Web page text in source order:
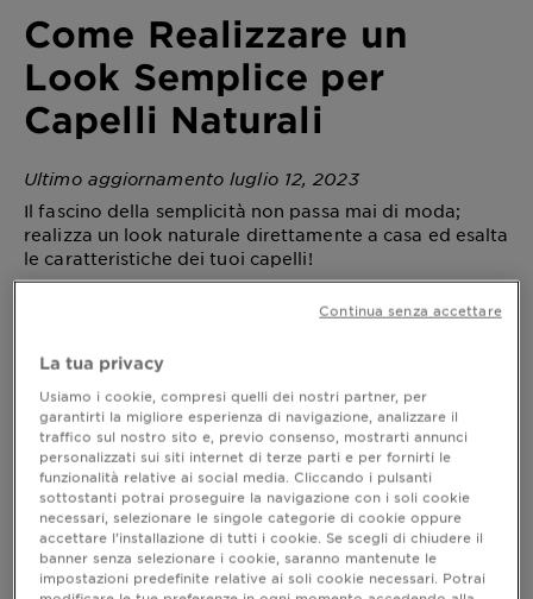
Come Realizzare un
Look Semplice per
Capelli Naturali
Ultimo aggiornamento luglio 12, 2023
Il fascino della semplicità non passa mai di moda;
realizza un look naturale direttamente a casa ed esalta
le caratteristiche dei tuoi capelli!
Un look naturale fai da te: semplice ma
sorprendente!
Sempre più donne, stanche di acconciature da star
e pettinature eccessive, optano per unlook
naturale e fresco , che regala un aspetto non troppo
costruito ma pur sempre curato, adatto ad ogni
momento della giornata e alla portata di tutte.
Infatti, se da un lato mantenere l’effetto “nature”
dei capelli accentua le caratteristiche del viso ed
enfatizza tratti assolutamente personali, dall’altro
La tua privacy
Usiamo i cookie, compresi quelli dei nostri partner, per
garantirti la migliore esperienza di navigazione, analizzare il
traffico sul nostro sito e, previo consenso, mostrarti annunci
personalizzati sui siti internet di terze parti e per fornirti le
funzionalità relative ai social media. Cliccando i pulsanti
sottostanti potrai proseguire la navigazione con i soli cookie
necessari, selezionare le singole categorie di cookie oppure
accettare l’installazione di tutti i cookie. Se scegli di chiudere il
banner senza selezionare i cookie, saranno mantenute le
impostazioni predefinite relative ai soli cookie necessari. Potrai
Continua senza accettare